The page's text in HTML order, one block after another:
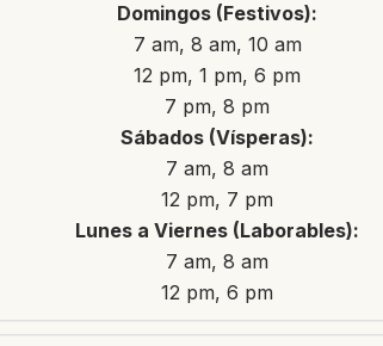
Domingos (Festivos):
7 am, 8 am, 10 am
12 pm, 1 pm, 6 pm
7 pm, 8 pm
Sábados (Vísperas):
7 am, 8 am
12 pm, 7 pm
Lunes a Viernes (Laborables):
7 am, 8 am
12 pm, 6 pm